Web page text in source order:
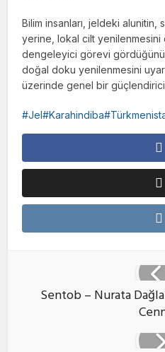
Bilim insanları, jeldeki alunitin,
yerine, lokal cilt
dengeleyici görevi
doğal doku yenilenmesini
üzerinde genel bir
Sentob – Nurata